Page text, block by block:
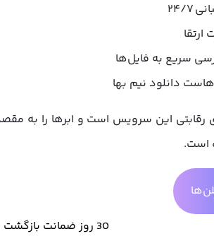
۲۴/۷
ارتقا
سریع به فایل‌ها
هاست دانلود نیم بها
رقابتی این سرویس است و ابرها را به
است.
30 روز ضمانت بازگشت وجه